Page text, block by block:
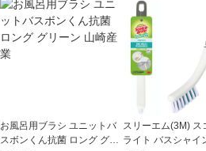
お風呂用ブラシ ユニットバ
スボンくん抗菌 ロング グリ
スリーエム(3M) ス
ライト バスシャイ